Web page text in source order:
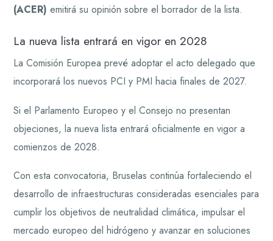
(ACER) emitirá su opinión sobre el borrador de la lista.
La nueva lista entrará en vigor en 2028
La Comisión Europea prevé adoptar el acto delegado que
incorporará los nuevos PCI y PMI hacia finales de 2027.
Si el Parlamento Europeo y el Consejo no presentan
objeciones, la nueva lista entrará oficialmente en vigor a
comienzos de 2028.
Con esta convocatoria, Bruselas continúa fortaleciendo el
desarrollo de infraestructuras consideradas esenciales para
cumplir los objetivos de neutralidad climática, impulsar el
mercado europeo del hidrógeno y avanzar en soluciones